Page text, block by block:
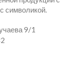
символикой.
9/1